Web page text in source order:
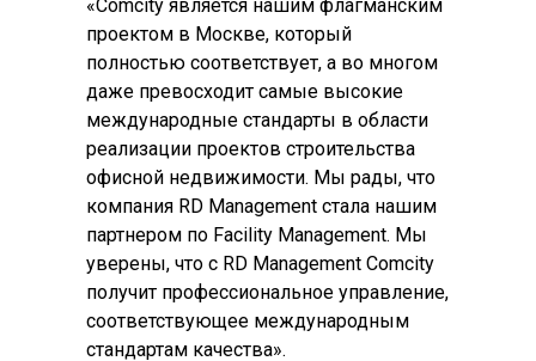
«Comсity является нашим флагманским
проектом в Москве, который
полностью соответствует, а во многом
даже превосходит самые высокие
международные стандарты в области
реализации проектов строительства
офисной недвижимости. Мы рады, что
компания RD Management стала нашим
партнером по Facility Management. Мы
уверены, что с RD Management Comcity
получит профессиональное управление,
соответствующее международным
стандартам качества».